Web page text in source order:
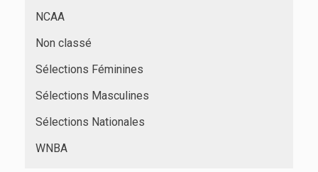
NCAA
Non classé
Sélections Féminines
Sélections Masculines
Sélections Nationales
WNBA